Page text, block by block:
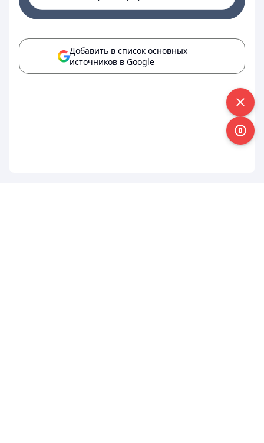
Добавить в список основных
источников в Google